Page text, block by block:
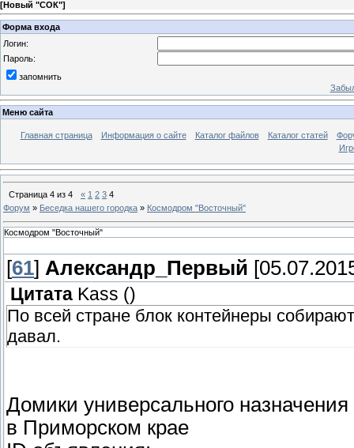
[Новый "СОК"]
Форма входа
Логин:
Пароль:
запомнить
Меню сайта
Главная страница Информация о сайте Каталог файлов Каталог статей
Страница 4 из 4 « 1 2 3 4
Форум » Беседка нашего городка » Космодром "Восточный"
Космодром "Восточный"
[61] Александр_Первый
Цитата Kass ()
По всей стране блок контейнеры
давал.
Домики универсального
в Приморском крае